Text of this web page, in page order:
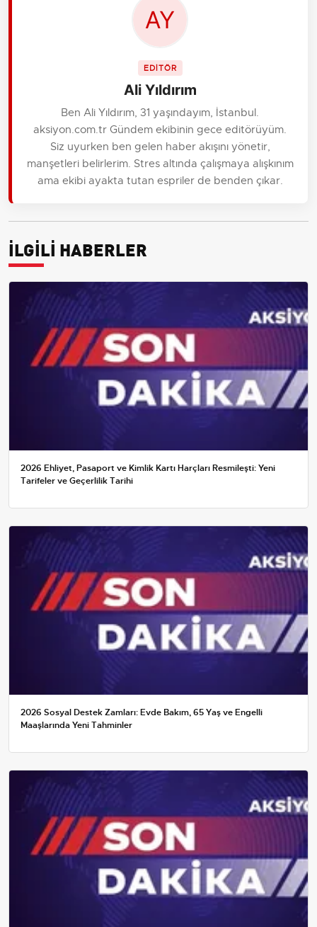
EDİTÖR
Ali Yıldırım
Ben Ali Yıldırım, 31 yaşındayım, İstanbul.
aksiyon.com.tr Gündem ekibinin gece editörüyüm.
Siz uyurken ben gelen haber akışını yönetir,
manşetleri belirlerim. Stres altında çalışmaya alışkınım
ama ekibi ayakta tutan espriler de benden çıkar.
İLGİLİ HABERLER
2026 Ehliyet, Pasaport ve Kimlik Kartı Harçları Resmileşti: Yeni
Tarifeler ve Geçerlilik Tarihi
2026 Sosyal Destek Zamları: Evde Bakım, 65 Yaş ve Engelli
Maaşlarında Yeni Tahminler